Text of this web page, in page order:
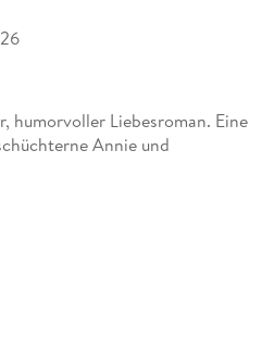
humorvoller Liebesroman. Eine
Annie und